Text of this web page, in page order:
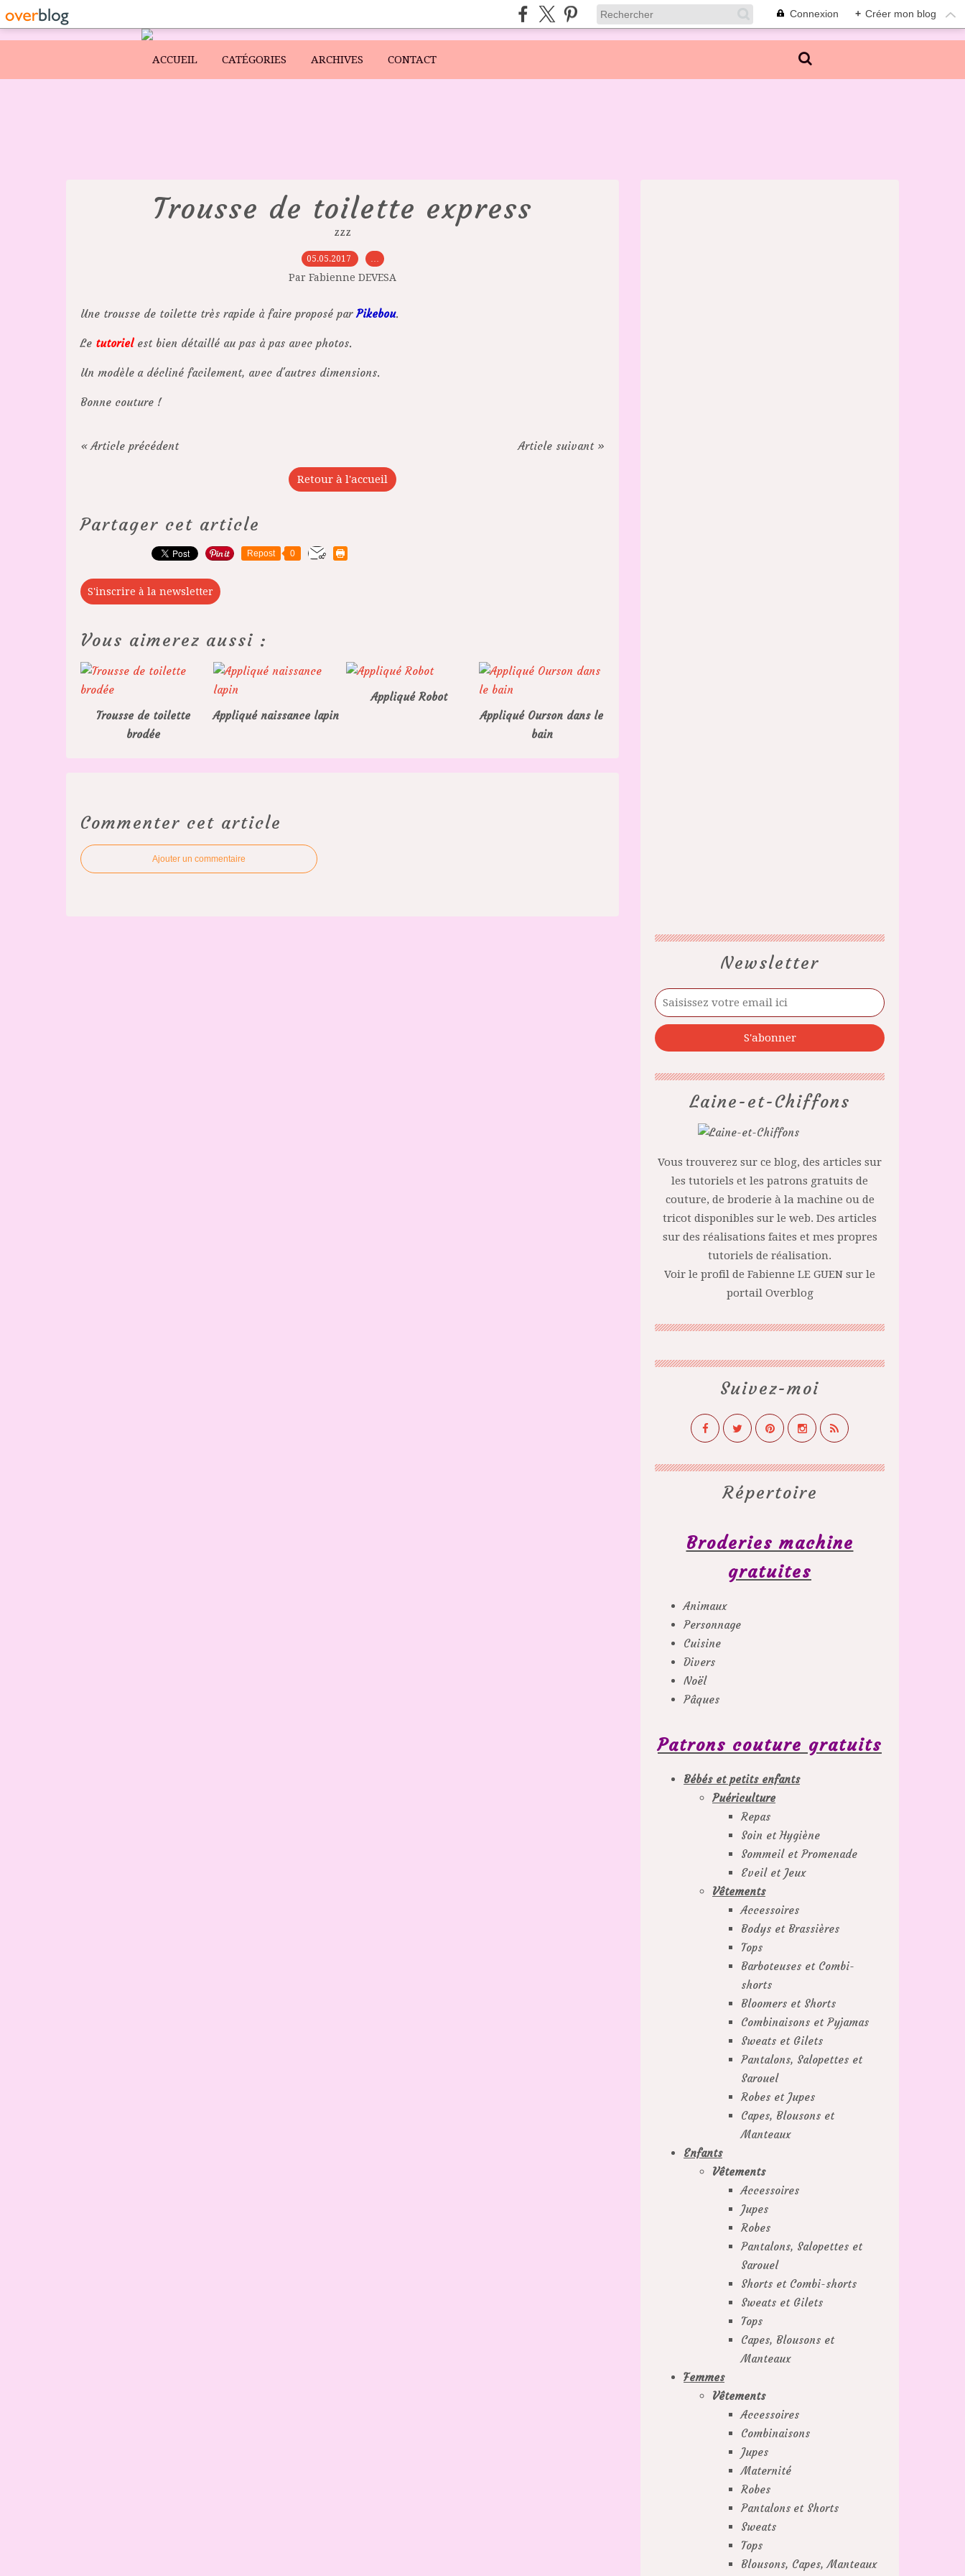
Connexion + Créer mon blog
ACCUEIL CATÉGORIES ARCHIVES CONTACT
Trousse de toilette express
zzz
05.05.2017 …
Par Fabienne DEVESA
Une trousse de toilette très rapide à faire proposé parPikebou.
Le tutorielest bien détaillé au pas à pas avec photos.
Un modèle a décliné facilement, avec d'autres dimensions.
Bonne couture !
« Article précédent Article suivant »
Retour à l'accueil
Partager cet article
Repost 0
S'inscrire à la newsletter
Vous aimerez aussi :
Trousse de toilette
brodée
Appliqué naissance lapin
Appliqué Robot
Appliqué Ourson dans le
bain
Commenter cet article
Ajouter un commentaire
Newsletter
Laine-et-Chiffons
Vous trouverez sur ce blog, des articles sur
les tutoriels et les patrons gratuits de
couture, de broderie à la machine ou de
tricot disponibles sur le web. Des articles
sur des réalisations faites et mes propres
tutoriels de réalisation.
Voir le profil de Fabienne LE GUEN sur le
portail Overblog
Suivez-moi
Répertoire
Broderies machine
gratuites
Animaux
Personnage
Cuisine
Divers
Noël
Pâques
Patrons couture gratuits
Bébés et petits enfants
Puériculture
Repas
Soin et Hygiène
Sommeil et Promenade
Eveil et Jeux
Vêtements
Accessoires
Bodys et Brassières
Tops
Barboteuses et Combi-
shorts
Bloomers et Shorts
Combinaisons et Pyjamas
Sweats et Gilets
Pantalons, Salopettes et
Sarouel
Robes et Jupes
Capes, Blousons et
Manteaux
Enfants
Vêtements
Accessoires
Jupes
Robes
Pantalons, Salopettes et
Sarouel
Shorts et Combi-shorts
Sweats et Gilets
Tops
Capes, Blousons et
Manteaux
Femmes
Vêtements
Accessoires
Combinaisons
Jupes
Maternité
Robes
Pantalons et Shorts
Sweats
Tops
Blousons, Capes, Manteaux